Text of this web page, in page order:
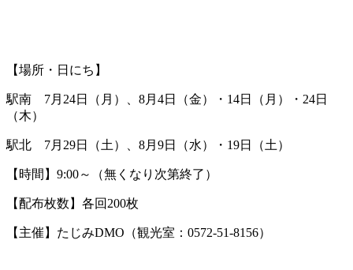
【場所・日にち】
駅南 7月24日（月）、8月4日（金）・14日（月）・24日
（木）
駅北 7月29日（土）、8月9日（水）・19日（土）
【時間】9:00～（無くなり次第終了）
【配布枚数】各回200枚
【主催】たじみDMO（観光室：0572-51-8156）